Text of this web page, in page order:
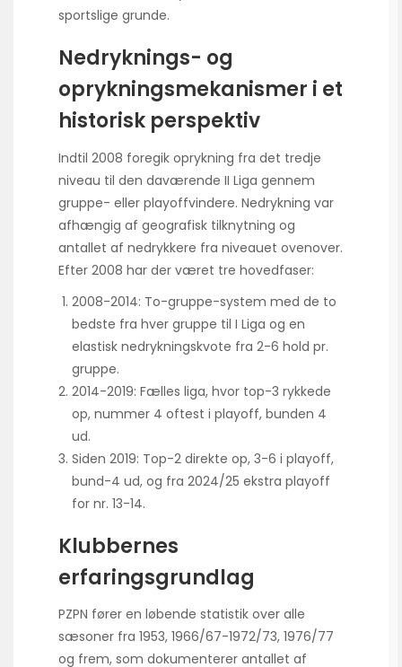
sportslige grunde.
Nedryknings- og
oprykningsmekanismer i et
historisk perspektiv
Indtil 2008 foregik oprykning fra det tredje
niveau til den daværende II Liga gennem
gruppe- eller playoffvindere. Nedrykning var
afhængig af geografisk tilknytning og
antallet af nedrykkere fra niveauet ovenover.
Efter 2008 har der været tre hovedfaser:
2008-2014: To-gruppe-system med de to
bedste fra hver gruppe til I Liga og en
elastisk nedryknings­kvote fra 2-6 hold pr.
gruppe.
2014-2019: Fælles liga, hvor top-3 rykkede
op, nummer 4 oftest i playoff, bunden 4
ud.
Siden 2019: Top-2 direkte op, 3-6 i playoff,
bund-4 ud, og fra 2024/25 ekstra playoff
for nr. 13-14.
Klubbernes
erfaringsgrundlag
PZPN fører en løbende statistik over alle
sæsoner fra 1953, 1966/67-1972/73, 1976/77
og frem, som dokumenterer antallet af